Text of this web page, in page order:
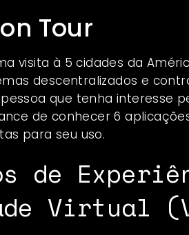
Tour
visita à 5 cidades da
descentralizados e
que tenha interesse
de conhecer 6
para seu uso.
de
Virtual